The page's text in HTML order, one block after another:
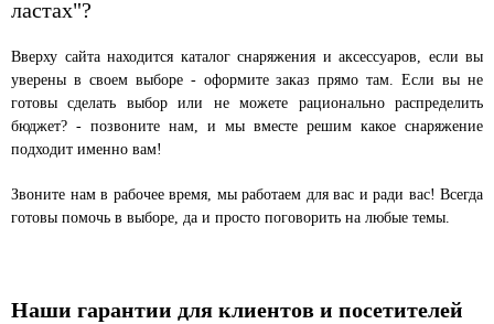
ластах"?
Вверху сайта находится каталог снаряжения и аксессуаров, если вы
уверены в своем выборе - оформите заказ прямо там. Если вы не
готовы сделать выбор или не можете рационально распределить
бюджет? - позвоните нам, и мы вместе решим какое снаряжение
подходит именно вам!
Звоните нам в рабочее время, мы работаем для вас и ради вас! Всегда
готовы помочь в выборе, да и просто поговорить на любые темы.
Наши гарантии для клиентов и посетителей